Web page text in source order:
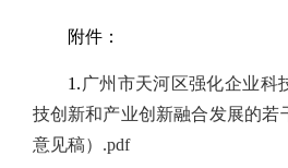
附件：
1. 广州市天河区强化企业科
技创新和产业创新融合发展的若
意见稿）.pdf